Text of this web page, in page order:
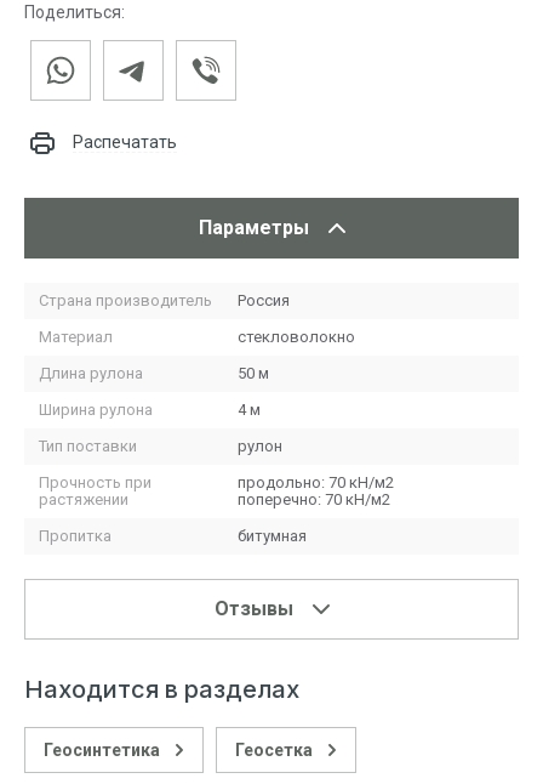
Поделиться:
Распечатать
Параметры
Страна производитель
Россия
Материал
стекловолокно
Длина рулона
50 м
Ширина рулона
4 м
Тип поставки
рулон
Прочность при
растяжении
продольно: 70 кН/м2
поперечно: 70 кН/м2
Пропитка
битумная
Отзывы
Находится в разделах
Геосинтетика Геосетка